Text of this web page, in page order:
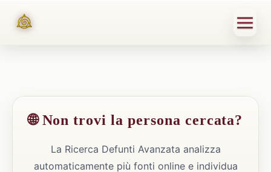
🌐 Non trovi la persona cercata?
La Ricerca Defunti Avanzata analizza
automaticamente più fonti online e individua